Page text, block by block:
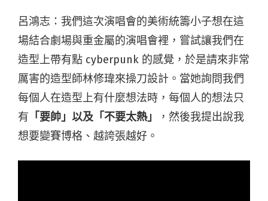
呂鴻志：我們這次演唱會的美術統籌小子想在這
場結合劇場與重金屬的演唱會裡，嘗試讓我們在
造型上帶有點 cyberpunk 的感覺，於是請來非常
厲害的造型師林修瑋來操刀設計。當她詢問我們
每個人在造型上有什麼想法時，每個人的想法只
有 「要帥」以及「不要太熱」
，然後我提出說我
想要變賽博格、越誇張越好。